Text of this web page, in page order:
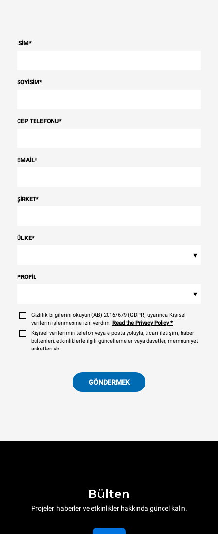
İSIM*
SOYISIM*
CEP TELEFONU*
EMAIL*
ŞIRKET*
ÜLKE*
▾
PROFIL
▾
Gizlilik bilgilerini okuyun (AB) 2016/679 (GDPR) uyarınca Kişisel
verilerin işlenmesine izin verdim. Read the Privacy Policy*
Kişisel verilerimin telefon veya e-posta yoluyla, ticari iletişim, haber
bültenleri, etkinliklerle ilgili güncellemeler veya davetler, memnuniyet
anketleri vb.
GÖNDERMEK
Bülten
Projeler, haberler ve etkinlikler hakkında güncel kalın.